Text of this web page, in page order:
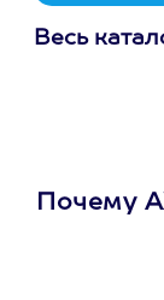
Весь
Почему